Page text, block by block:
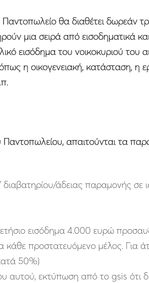
θα διαθέτει δωρεάν
μια σειρά από εισοδηματικά
εισόδημα του νοικοκυριού του
η οικογενειακή, κατάσταση, η
Παντοπωλείου, απαιτούνται τα
άδειας παραμονής σε
ετήσιο εισόδημα 4.000 ευρώ
κάθε προστατευόμενο μέλος. Για
50%)
εκτύπωση από το gsis ότι